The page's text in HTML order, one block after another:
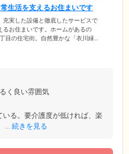
生活を支えるお住まいです
充実した設備と徹底したサービスで
るお住まいです。ホームがあるの
目の住宅街。自然豊かな「衣川緑地
けばスーパーやコンビニ、飲食店
度ご相談ください。
く良い雰囲気
る。要介護度が低ければ、楽
... 続きを見る